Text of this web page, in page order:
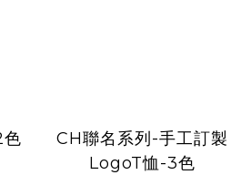
CH聯名系列-手工訂製
LogoT恤-3色